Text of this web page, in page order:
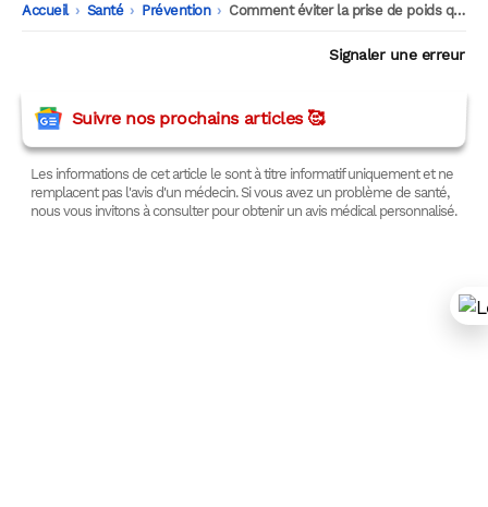
Accueil -
Santé -
Prévention -
Comment éviter la prise de poids quand on arrête de fumer ?
Signaler une erreur
Suivre nos prochains articles 🥰
Les informations de cet article le sont à titre informatif uniquement et ne
remplacent pas l'avis d'un médecin. Si vous avez un problème de santé,
nous vous invitons à consulter pour obtenir un avis médical personnalisé.